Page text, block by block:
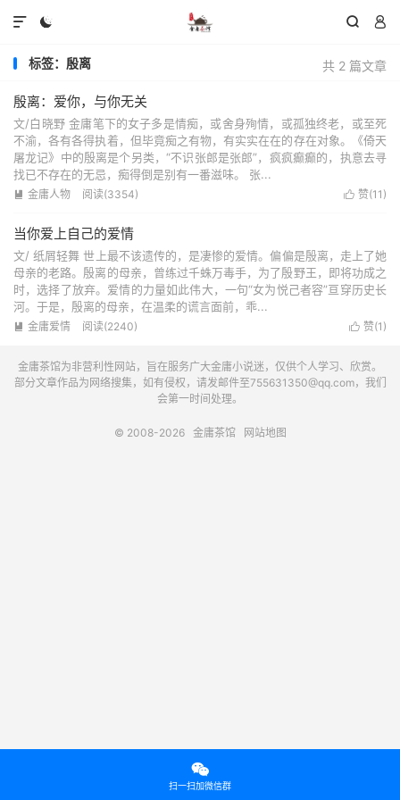
  

共 2 篇文章
标签：殷离
殷离：爱你，与你无关
文/白晓野 金庸笔下的女子多是情痴，或舍身殉情，或孤独终老，或至死
不渝，各有各得执着，但毕竟痴之有物，有实实在在的存在对象。《倚天
屠龙记》中的殷离是个另类，“不识张郎是张郎”，疯疯癫癫的，执意去寻
找已不存在的无忌，痴得倒是别有一番滋味。 张...
 赞(11 )
 金庸人物 阅读(3354)
当你爱上自己的爱情
文/ 纸屑轻舞 世上最不该遗传的，是凄惨的爱情。偏偏是殷离，走上了她
母亲的老路。殷离的母亲，曾练过千蛛万毒手，为了殷野王，即将功成之
时，选择了放弃。爱情的力量如此伟大，一句“女为悦己者容”亘穿历史长
河。于是，殷离的母亲，在温柔的谎言面前，乖...
 赞(1 )
 金庸爱情 阅读(2240)
金庸茶馆为非营利性网站，旨在服务广大金庸小说迷，仅供个人学习、欣赏。
部分文章作品为网络搜集，如有侵权，请发邮件至755631350@qq.com，我们
会第一时间处理。
© 2008-2026 金庸茶馆 网站地图

扫一扫加微信群